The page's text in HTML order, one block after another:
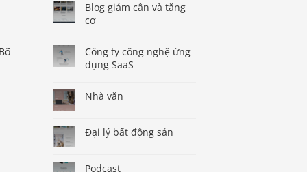
Blog giảm cân và tăng
cơ
Công ty công nghệ ứng
dụng SaaS
Nhà văn
Đại lý bất động sản
Podcast